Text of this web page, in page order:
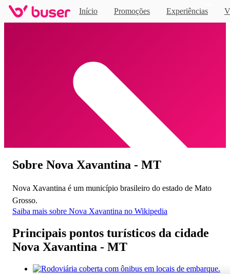
Início Promoções Experiências
Home
Sobre Nova Xavantina - MT
Nova Xavantina é um município brasileiro do estado de Mato
Grosso.
Saiba mais sobre Nova Xavantina no Wikipedia
Principais pontos turísticos da cidade
Nova Xavantina - MT